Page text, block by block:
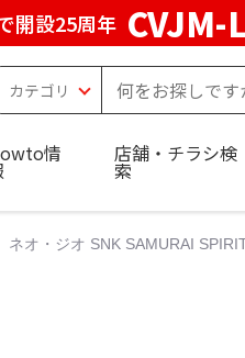
開設25周年 CVJM-
情 店舗・チラシ検
索
ネオ・ジオ SNK SAMURAI